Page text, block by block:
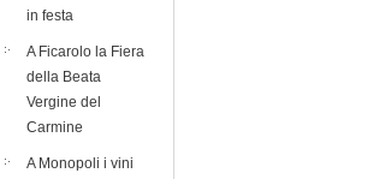
in festa
A Ficarolo la Fiera
della Beata
Vergine del
Carmine
A Monopoli i vini